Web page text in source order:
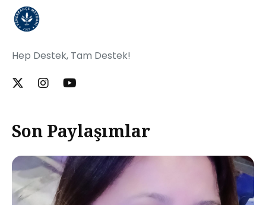
Hep Destek, Tam Destek!
Son Paylaşımlar